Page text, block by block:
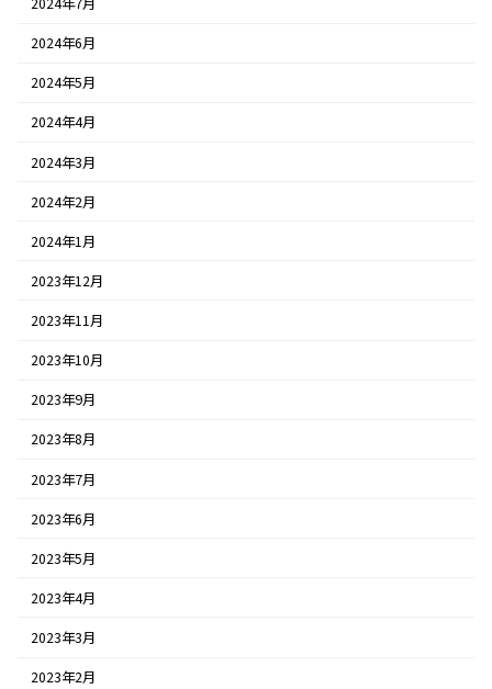
2024年6月
2024年5月
2024年4月
2024年3月
2024年2月
2024年1月
2023年12月
2023年11月
2023年10月
2023年9月
2023年8月
2023年7月
2023年6月
2023年5月
2023年4月
2023年3月
2023年2月